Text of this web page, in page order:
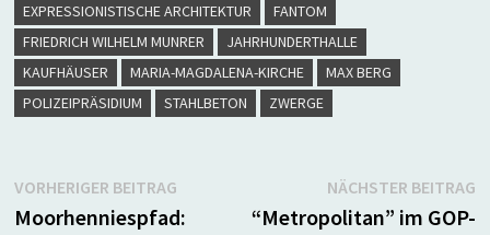
EXPRESSIONISTISCHE ARCHITEKTUR
FANTOM
FRIEDRICH WILHELM MUNRER
JAHRHUNDERTHALLE
KAUFHÄUSER
MARIA-MAGDALENA-KIRCHE
MAX BERG
POLIZEIPRÄSIDIUM
STAHLBETON ZWERGE
Beitragsnavigation
VORHERIGER BEITRAGVorheriger
Beitrag:
Moorhenniespfad:
NÄCHSTER BEITRAG
“Metropolitan” im GOP-